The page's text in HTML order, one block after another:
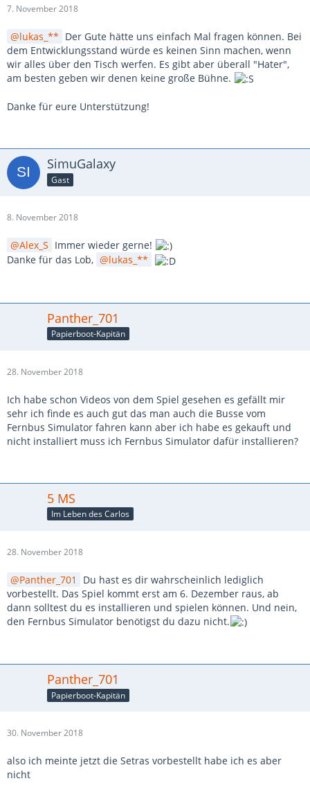
7. November 2018
lukas_** Der Gute hätte uns einfach Mal fragen können. Bei
dem Entwicklungsstand würde es keinen Sinn machen, wenn
wir alles über den Tisch werfen. Es gibt aber überall "Hater",
am besten geben wir denen keine große Bühne.
Danke für eure Unterstützung!
SimuGalaxy
Gast
8. November 2018
Alex_S Immer wieder gerne!
Danke für das Lob,
lukas_**
Panther_701
Papierboot-Kapitän
28. November 2018
Ich habe schon Videos von dem Spiel gesehen es gefällt mir
sehr ich finde es auch gut das man auch die Busse vom
Fernbus Simulator fahren kann aber ich habe es gekauft und
nicht installiert muss ich Fernbus Simulator dafür installieren?
5 MS
Im Leben des Carlos
28. November 2018
Panther_701
Du hast es dir wahrscheinlich lediglich
vorbestellt. Das Spiel kommt erst am 6. Dezember raus, ab
dann solltest du es installieren und spielen können. Und nein,
den Fernbus Simulator benötigst du dazu nicht.
Panther_701
Papierboot-Kapitän
30. November 2018
also ich meinte jetzt die Setras vorbestellt habe ich es aber
nicht